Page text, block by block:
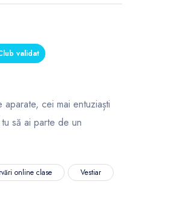
validat
cei mai entuziaști
să ai parte de un
online clase
Vestiar